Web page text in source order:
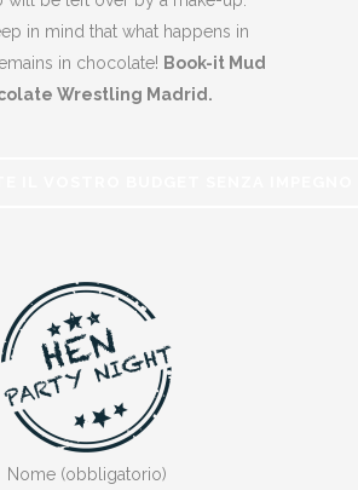
in mind that what happens in
in chocolate! Book-it Mud
Wrestling Madrid.
Nome (obbligatorio)